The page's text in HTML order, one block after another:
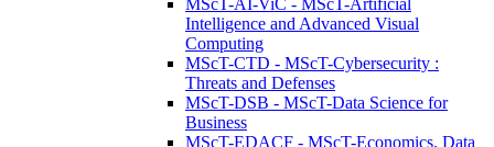
MScT-AI-ViC - MScT-Artificial
Intelligence and Advanced Visual
Computing
MScT-CTD - MScT-Cybersecurity :
Threats and Defenses
MScT-DSB - MScT-Data Science for
Business
MScT-EDACF - MScT-Economics, Data